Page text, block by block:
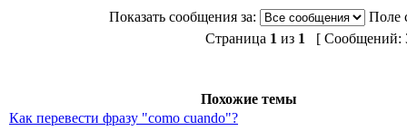
Показать сообщения за:
Поле
Страница 1 из 1 [ Сообщений:
Похожие темы
Как перевести фразу "como cuando"?